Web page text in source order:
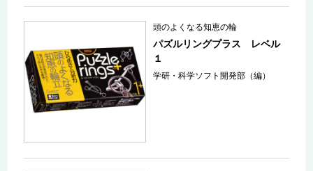
頭のよくなる知恵の輪
パズルリングプラス レベル
１
学研・科学ソフト開発部（編）